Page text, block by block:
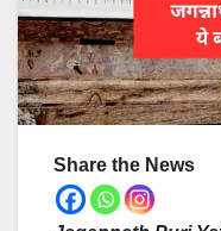
Share the News